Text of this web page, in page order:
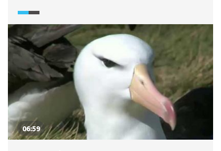
Dodnes jsou u pobřeží tohoto neobydleného ostrova
vidět vraky lodí, které připomínají dávné časy.
06:59